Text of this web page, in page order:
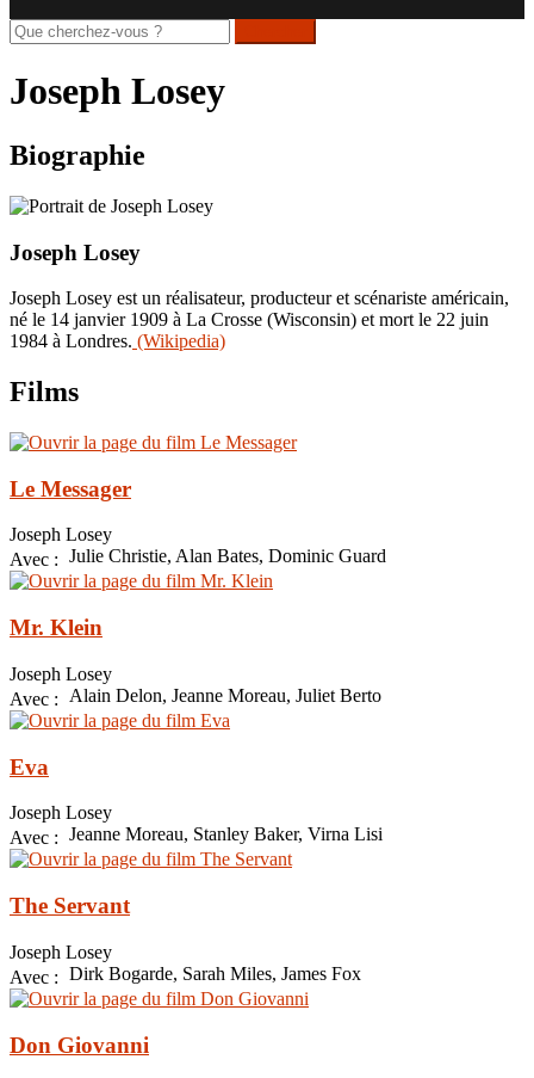
Rechercher
sur
site
Joseph Losey
Biographie
Joseph Losey
Joseph Losey est un réalisateur, producteur et scénariste américain,
né le 14 janvier 1909 à La Crosse (Wisconsin) et mort le 22 juin
1984 à Londres. (Wikipedia)
Films
Le Messager
Joseph Losey
Avec : Julie Christie, Alan Bates, Dominic Guard
Mr. Klein
Joseph Losey
Avec :
Alain Delon, Jeanne Moreau, Juliet Berto
Eva
Joseph Losey
Avec : Jeanne Moreau, Stanley Baker, Virna Lisi
The Servant
Joseph Losey
Avec : Dirk Bogarde, Sarah Miles, James Fox
Don Giovanni